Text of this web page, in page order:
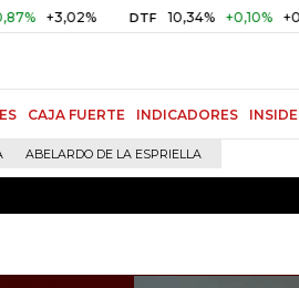
DTF 10,34% +0,10% +0,98%
CAJA FUERTE INDICADORES INSIDE
ABELARDO DE LA ESPRIELLA